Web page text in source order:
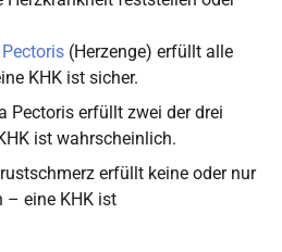
(Herzenge) erfüllt alle
KHK ist sicher.
Pectoris erfüllt zwei der drei
ist wahrscheinlich.
erfüllt keine oder nur
– eine KHK ist